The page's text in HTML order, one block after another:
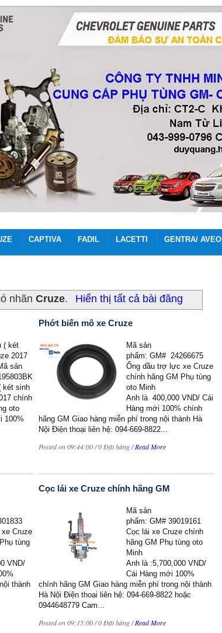
CAPTIVA FADIL LACETTI GENTRA/ AVEO
nhãnCruze. Hiển thị tất cả bài đăng
( két
2017
sản
két sinh
chính
oto
100%
Phớt biến mô xe Cruze
Mã sản
phẩm: GM# 24266675
Ống dầu trợ lực xe Cruze
chính hãng GM Phụ tùng
oto Minh
Anh là 400,000 VND/ Cái
Hàng mới 100% chính
hãng GM Giao hàng miễn phí trong nội thành Hà
Nội Điện thoại liên hệ: 094-669-8822...
Posted on 09:44:00 / 0 Đặt hàng /Read More
Cruze
tùng
VND/
thành
Cọc lái xe Cruze chính hãng GM
Mã sản
phẩm: GM# 39019161
Cọc lái xe Cruze chính
hãng GM Phụ tùng oto
Minh
Anh là :5,700,000 VND/
Cái Hàng mới 100%
chính hãng GM Giao hàng miễn phí trong nội thành
Hà Nội Điện thoại liên hệ: 094-669-8822 hoặc
0944648779 Cam...
Posted on 09:15:00 / 0 Đặt hàng /Read More